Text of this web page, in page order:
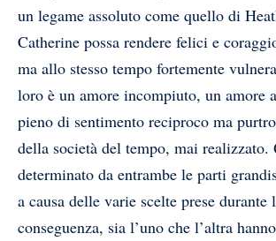
un legame assoluto come quello di
Catherine possa rendere felici e
ma allo stesso tempo fortemente
loro è un amore incompiuto, un amore
pieno di sentimento reciproco ma
della società del tempo, mai realizzato.
determinato da entrambe le parti
a causa delle varie scelte prese durante
conseguenza, sia l’uno che l’altra